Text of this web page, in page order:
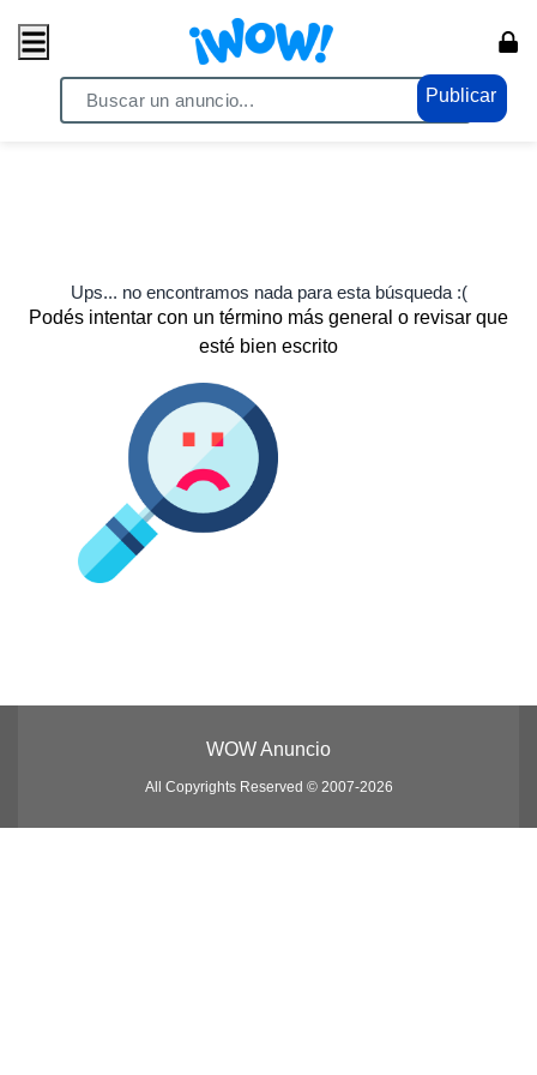
Publicar
Ups... no encontramos nada para esta búsqueda :(
Podés intentar con un término más general o revisar que
esté bien escrito
WOW Anuncio
All Copyrights Reserved © 2007-2026